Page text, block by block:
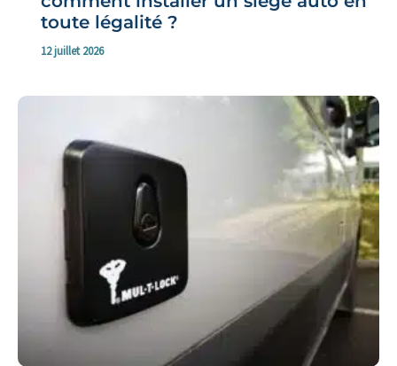
toute légalité ?
12 juillet 2026